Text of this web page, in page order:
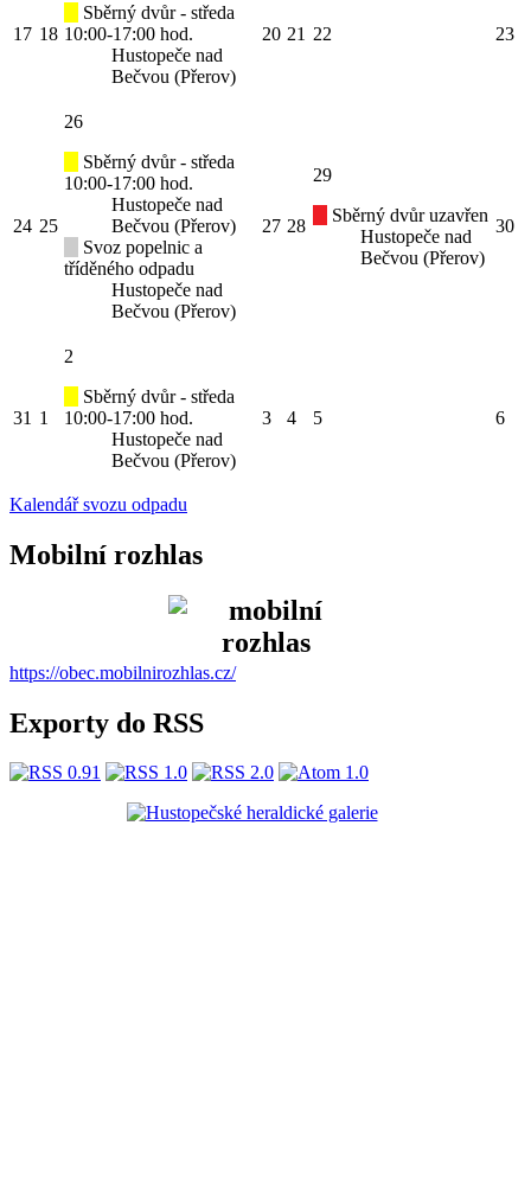
17 18
Sběrný dvůr - středa
10:00-17:00 hod.
Hustopeče nad
Bečvou (Přerov)
20 21 22 23
24 25
26
Sběrný dvůr - středa
10:00-17:00 hod.
Hustopeče nad
Bečvou (Přerov)
Svoz popelnic a
tříděného odpadu
Hustopeče nad
Bečvou (Přerov)
27 28
29
Sběrný dvůr uzavřen
Hustopeče nad
Bečvou (Přerov)
30
31 1
2
Sběrný dvůr - středa
10:00-17:00 hod.
Hustopeče nad
Bečvou (Přerov)
3 4 5 6
Kalendář svozu odpadu
Mobilní rozhlas
https://obec.mobilnirozhlas.cz/
Exporty do RSS